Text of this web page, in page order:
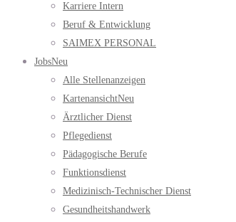
Karriere Intern
Beruf & Entwicklung
SAIMEX PERSONAL
JobsNeu
Alle Stellenanzeigen
KartenansichtNeu
Ärztlicher Dienst
Pflegedienst
Pädagogische Berufe
Funktionsdienst
Medizinisch-Technischer Dienst
Gesundheitshandwerk